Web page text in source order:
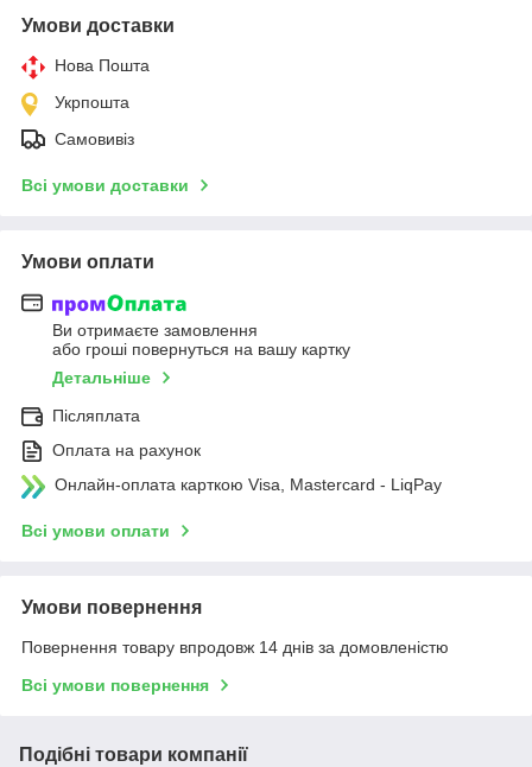
Умови доставки
Нова Пошта
Укрпошта
Самовивіз
Всі умови доставки
Умови оплати
Ви отримаєте замовлення
або гроші повернуться на вашу картку
Детальніше
Післяплата
Оплата на рахунок
Онлайн-оплата карткою Visa, Mastercard - LiqPay
Всі умови оплати
Умови повернення
Повернення товару впродовж 14 днів за домовленістю
Всі умови повернення
Подібні товари компанії